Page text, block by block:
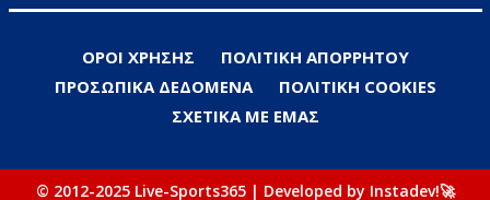
ΟΡΟΙ ΧΡΗΣΗΣ
ΠΟΛΙΤΙΚΗ ΑΠΟΡΡΗΤΟΥ
ΠΡΟΣΩΠΙΚΑ ΔΕΔΟΜΕΝΑ
ΠΟΛΙΤΙΚΗ COOKIES
ΣΧΕΤΙΚΑ ΜΕ ΕΜΑΣ
© 2012-2025 Live-Sports365 | Developed by Instadev!🚀